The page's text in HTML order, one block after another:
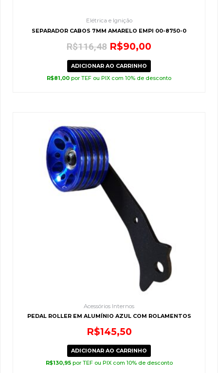
Elétrica e Ignição
SEPARADOR CABOS 7MM AMARELO EMPI 00-8750-0
R$116,48 R$90,00
ADICIONAR AO CARRINHO
R$81,00 por TEF ou PIX com 10% de desconto
Acessórios Internos
PEDAL ROLLER EM ALUMÍNIO AZUL COM ROLAMENTOS
R$145,50
ADICIONAR AO CARRINHO
R$130,95 por TEF ou PIX com 10% de desconto